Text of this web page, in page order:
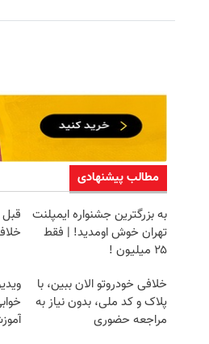
مطالب پیشنهادی
به بزرگترین جشنواره ایمپلنت
تهران خوش اومدید! | فقط
۲۵ میلیون !
خلافی خودروتو الان ببین، با
پلاک و کد ملی، بدون نیاز به
مراجعه حضوری